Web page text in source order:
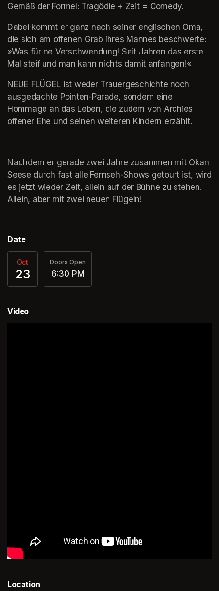
Gemäß der Formel: Tragödie + Zeit = Comedy.
Dabei kommt er ganz nach seiner englischen Oma,
die sich am offenen Grab ihres Mannes beschwerte:
»Was für ne Verschwendung! Seit Jahren das erste
Mal steif und man kann nichts damit anfangen!«
NEUE FLÜGEL ist weder Trauergeschichte noch
ausgedachte Pointen-Parade, sondern eine
Hommage an das Leben, die zudem von Archies
offener Ehe und seinen weiteren Kindern erzählt.
Nachdem er gerade zwei Jahre zusammen mit Okan
Seese durch fast alle Fernseh-Shows getourt ist, wird
es jetzt wieder Zeit, allein auf der Bühne zu stehen.
Allein, aber mit zwei neuen Flügeln!
Date
Oct
23
Doors Open
6:30 PM
Video
Location